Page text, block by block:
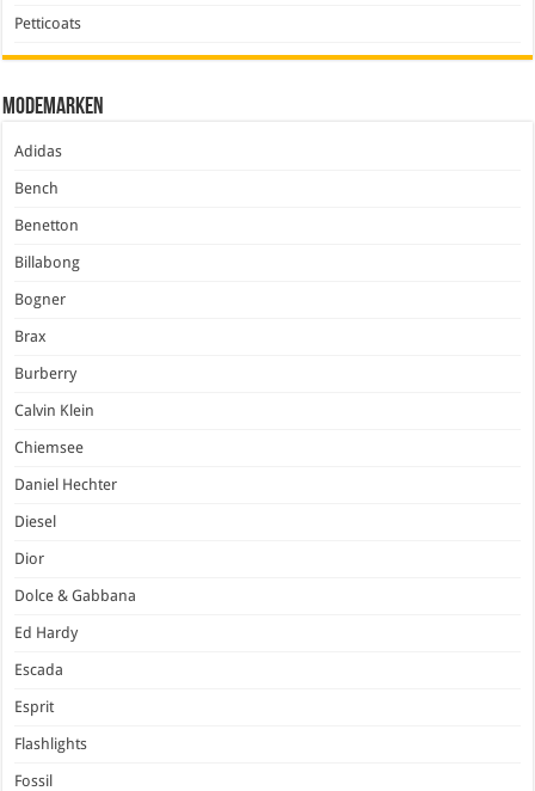
Petticoats
Modemarken
Adidas
Bench
Benetton
Billabong
Bogner
Brax
Burberry
Calvin Klein
Chiemsee
Daniel Hechter
Diesel
Dior
Dolce & Gabbana
Ed Hardy
Escada
Esprit
Flashlights
Fossil